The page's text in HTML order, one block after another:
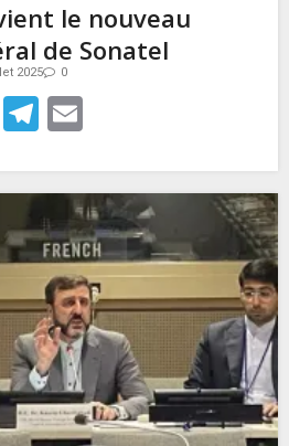
le nouveau
de Sonatel
2025 0
X Telegram